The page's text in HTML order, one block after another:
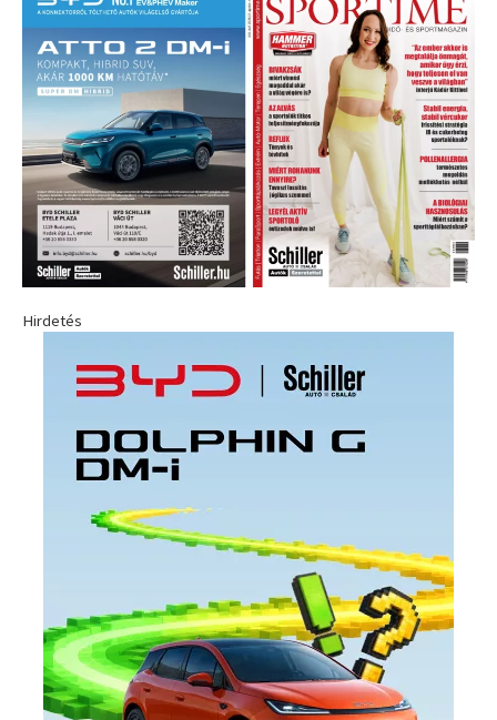
Hirdetés